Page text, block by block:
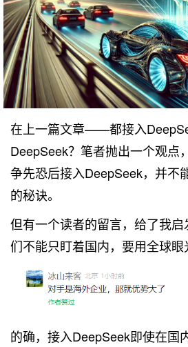
在上一篇文章——都接入
DeepSeek？笔者抛出一个观点
争先恐后接入DeepSeek，并不
的秘诀。
但有一个读者的留言，给了我
们不能只盯着国内，要用全球眼
的确，接入DeepSeek即使在国